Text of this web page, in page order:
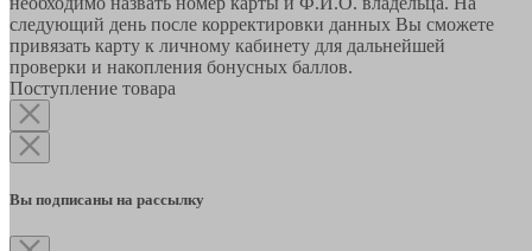
следующий день после корректировки данных Вы сможете
привязать карту к личному кабинету для дальнейшей
проверки и накопления бонусных баллов.
Поступление товара
Вы подписаны на рассылку